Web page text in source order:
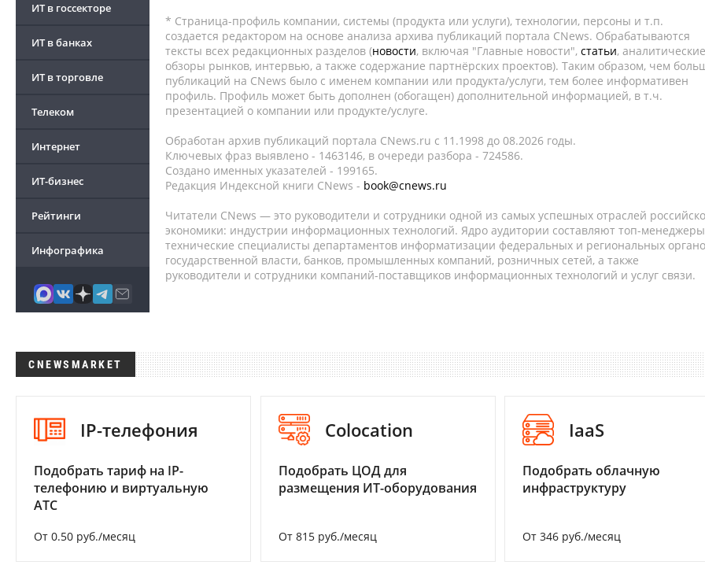
ИТ в госсекторе
ИТ в банках
ИТ в торговле
Телеком
Интернет
ИТ-бизнес
Рейтинги
Инфографика
* Страница-профиль компании, системы (продукта или услуги), технологии, персоны и т.п.
создается редактором на основе анализа архива публикаций портала CNews. Обрабатываются
тексты всех редакционных разделов (новости, включая "Главные новости", статьи, аналитические
обзоры рынков, интервью, а также содержание партнёрских проектов). Таким образом, чем
публикаций на CNews было с именем компании или продукта/услуги, тем более информативен
профиль. Профиль может быть дополнен (обогащен) дополнительной информацией, в т.ч.
презентацией о компании или продукте/услуге.
Обработан архив публикаций портала CNews.ru c 11.1998 до 08.2026 годы.
Ключевых фраз выявлено - 1463146, в очереди разбора - 724586.
Создано именных указателей - 199165.
Редакция Индексной книги CNews - book@cnews.ru
Читатели CNews — это руководители и сотрудники одной из самых успешных отраслей
экономики: индустрии информационных технологий. Ядро аудитории составляют топ-
технические специалисты департаментов информатизации федеральных и региональных
государственной власти, банков, промышленных компаний, розничных сетей, а также
руководители и сотрудники компаний-поставщиков информационных технологий и услуг связи.
CNEWSMARKET
IP-телефония
Подобрать тариф на IP-
телефонию и виртуальную
АТС
От 0.50 руб./месяц
Colocation
Подобрать ЦОД для
размещения ИТ-оборудования
От 815 руб./месяц
IaaS
Подобрать облачную
инфраструктуру
От 346 руб./месяц